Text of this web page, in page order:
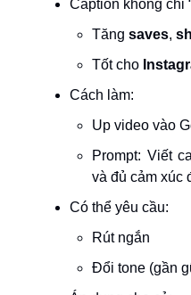
Caption không chỉ
Tăng saves,
Tốt cho
Cách làm:
Up video vào
Prompt: Viết
và đủ cảm xúc
Có thể yêu cầu:
Rút ngắn
Đổi tone (gần